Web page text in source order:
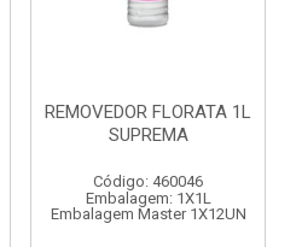
REMOVEDOR FLORATA 1L
SUPREMA
Código: 460046
Embalagem: 1X1L
Embalagem Master 1X12UN